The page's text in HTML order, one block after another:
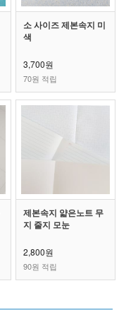
소 사이즈 제본속지 미
색
3,700원
70원 적립
제본속지 얇은노트 무
지 줄지 모눈
2,800원
90원 적립